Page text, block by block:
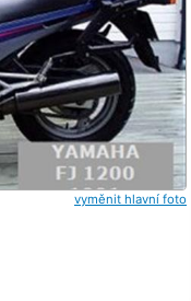
vyměnit hlavní foto